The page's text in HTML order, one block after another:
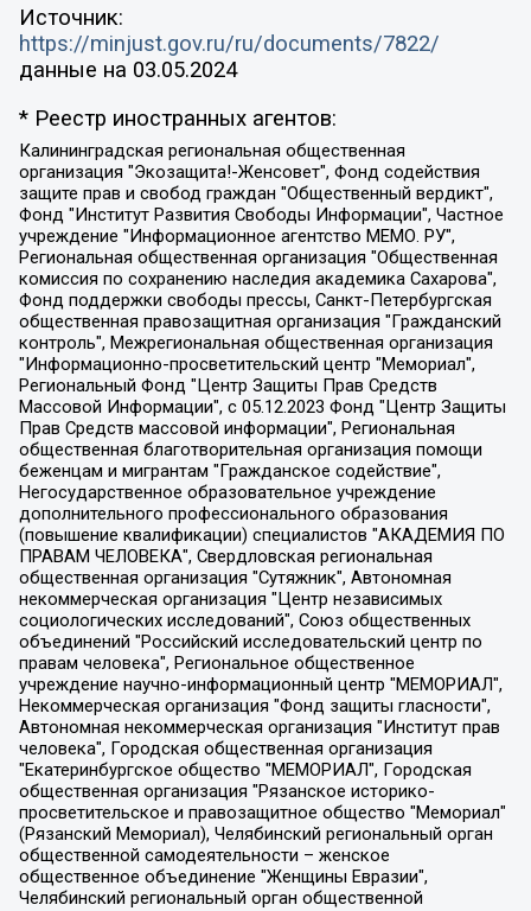
Источник:
https://minjust.gov.ru/ru/documents/7822/
данные на 03.05.2024
* Реестр иностранных агентов:
Калининградская региональная общественная организация "Экозащита!-Женсовет", Фонд содействия защите прав и свобод граждан "Общественный вердикт", Фонд "Институт Развития Свободы Информации", Частное учреждение "Информационное агентство МЕМО. РУ", Региональная общественная организация "Общественная комиссия по сохранению наследия академика Сахарова", Фонд поддержки свободы прессы, Санкт-Петербургская общественная правозащитная организация "Гражданский контроль", Межрегиональная общественная организация "Информационно-просветительский центр "Мемориал", Региональный Фонд "Центр Защиты Прав Средств Массовой Информации", с 05.12.2023 Фонд "Центр Защиты Прав Средств массовой информации", Региональная общественная благотворительная организация помощи беженцам и мигрантам "Гражданское содействие", Негосударственное образовательное учреждение дополнительного профессионального образования (повышение квалификации) специалистов "АКАДЕМИЯ ПО ПРАВАМ ЧЕЛОВЕКА", Свердловская региональная общественная организация "Сутяжник", Автономная некоммерческая организация "Центр независимых социологических исследований", Союз общественных объединений "Российский исследовательский центр по правам человека", Региональное общественное учреждение научно-информационный центр "МЕМОРИАЛ", Некоммерческая организация "Фонд защиты гласности", Автономная некоммерческая организация "Институт прав человека", Городская общественная организация "Екатеринбургское общество "МЕМОРИАЛ", Городская общественная организация "Рязанское историко-просветительское и правозащитное общество "Мемориал" (Рязанский Мемориал), Челябинский региональный орган общественной самодеятельности – женское общественное объединение "Женщины Евразии", Челябинский региональный орган общественной самодеятельности "Уральская правозащитная группа", Фонд содействия защите здоровья и социальной справедливости имени Андрея Рылькова, Автономная Некоммерческая Организация "Аналитический Центр Юрия Левады", Автономная некоммерческая организация социальной поддержки населения "Проект Апрель", Региональная общественная организация помощи женщинам и детям, находящимся в кризисной ситуации "Информационно-методический центр "Анна", Фонд содействия развитию массовых коммуникаций и правовому просвещению "Так-так-Так", Фонд содействия устойчивому развитию "Серебряная тайга", Свердловский региональный общественный фонд социальных проектов "Новое время", "Idel.Реалии", Кавказ.Реалии, Крым.Реалии, Телеканал Настоящее Время, Татаро-башкирская служба Радио Свобода (Azatliq Radiosi), Радио Свободная Европа/Радио Свобода (PCE/PC), "Сибирь.Реалии", "Фактограф", Благотворительный фонд помощи осужденным и их семьям, Автономная некоммерческая организация "Институт глобализации и социальных движений", Фонд "В защиту прав заключенных", Частное учреждение "Центр поддержки и содействия развитию средств массовой информации", Пензенский региональный общественный благотворительный фонд "Гражданский союз", "Север.Реалии", Некоммерческая организация Фонд "Правовая инициатива", Общество с ограниченной ответственностью "Радио Свободная Европа/Радио Свобода", Чешское информационное агентство "MEDIUM-ORIENT", Красноярская региональная общественная организация "Мы против СПИДа", Камалягин Денис Николаевич, Маркелов Сергей Евгеньевич, Пономарев Лев Александрович, Савицкая Людмила Алексеевна, Автономная некоммерческая организация "Центр по работе с проблемой насилия "НАСИЛИЮ.НЕТ", Межрегиональный профессиональный союз работников здравоохранения "Альянс врачей", Юридическое лицо, зарегистрированное в Латвийской Республике, SIA "Medusa Project" (регистрационный номер 40103797863, дата регистрации 10.06.2014), Некоммерческая организация "Фонд по борьбе с коррупцией", Автономная некоммерческая организация "Институт права и публичной политики", Баданин Роман Сергеевич, Гликин Максим Александрович, Железнова Мария Михайловна, Лукьянова Юлия Сергеевна, Маетная Елизавета Витальевна, Маняхин Петр Борисович, Чуракова Ольга Владимировна, Ярош Юлия Петровна, Юридическое лицо "The Insider SIA", зарегистрированное в Риге, Латвийская Республика (дата регистрации 26.06.2015), являющееся администратором доменного имени интернет-издания "The Insider SIA", https://theins.ru, Постернак Алексей Евгеньевич, Рубин Михаил Аркадьевич, Анин Роман Александрович, Юридическое лицо Istories fonds, зарегистрированное в Латвийской Республике (регистрационный номер 50008295751, дата регистрации 24.02.2020), Великовский Дмитрий Александрович, Долинина Ирина Николаевна, Мароховская Алеся Алексеевна, Шлейнов Роман Юрьевич, Шмагун Олеся Валентиновна, Общество с ограниченной ответственностью "Альтаир 2021", Общество с ограниченной ответственностью "Вега 2021", Общество с ограниченной ответственностью "Главный редактор 2021", Общество с ограниченной ответственностью "Ромашки монолит", Важенков Артем Валерьевич, Ивановская областная общественная организация "Центр гендерных исследований", Гурман Юрий Альбертович, Медиапроект "ОВД-Инфо", Егоров Владимир Владимирович, Жилинский Владимир Александрович, Общество с ограниченной ответственностью "ЗП", Иванова София Юрьевна, Карезина Инна Павловна, Кильтау Екатерина Викторовна, Петров Алексей Викторович, Пискунов Сергей Евгеньевич, Смирнов Сергей Сергеевич, Тихонов Михаил Сергеевич, Общество с ограниченной ответственностью "ЖУРНАЛИСТ-ИНОСТРАННЫЙ АГЕНТ", Арапова Галина Юрьевна, Вольтская Татьяна Анатольевна, Американская компания "Mason G.E.S. Anonymous Foundation" (США), являющаяся владельцем интернет-издания https://mnews.world/, Компания "Stichting Bellingcat", зарегистрированная в Нидерландах (дата регистрации 11.07.2018), Захаров Андрей Вячеславович, Клепиковская Екатерина Дмитриевна, Общество с ограниченной ответственностью "МЕМО", Перл Роман Александрович, Симонов Евгений Алексеевич, Соловьева Елена Анатольевна, Сотников Даниил Владимирович, Сурначева Елизавета Дмитриевна, Автономная некоммерческая организация по защите прав человека и информированию населения "Якутия – Наше Мнение", Общество с ограниченной ответственностью "Москоу диджитал медиа", с 26.01.2023 Общество с ограниченной ответственностью "Чайка Белые сады", Ветошкина Валерия Валерьевна, Заговора Максим Александрович, Межрегиональное общественное движение "Российская ЛГБТ - сеть", Оленичев Максим Владимирович, Павлов Иван Юрьевич, Скворцова Елена Сергеевна, Общество с ограниченной ответственностью "Как бы инагент", Кочетков Игорь Викторович, Общество с ограниченной ответственностью "Честные выборы", Еланчик Олег Александрович, Общество с ограниченной ответственностью "Нобелевский призыв", Гималова Регина Эмилевна, Григорьев Андрей Валерьевич, Григорьева Алина Александровна, Ассоциация по содействию защите прав призывников, альтернативнослужащих и военнослужащих "Правозащитная группа "Гражданин.Армия.Право", Хисамова Регина Фаритовна, Автономная некоммерческая организация по реализации социально-правовых программ "Лилит", Дальневосточное общественное движение "Маяк", Санкт-Петербургская ЛГБТ-инициативная группа "Выход", Инициативная группа ЛГБТ+ "Реверс", Алексеев Андрей Викторович, Бекбулатова Таисия Львовна, Беляев Иван Михайлович, Владыкина Елена Сергеевна, Гельман Марат Александрович, Никульшина Вероника Юрьевна, Толоконникова Надежда Андреевна, Шендерович Виктор Анатольевич, Общество с ограниченной ответственностью "Данное сообщение", Общество с ограниченной ответственностью Издательский дом "Новая глава", Айнбиндер Александра Александровна, Московский комьюнити-центр для ЛГБТ+инициатив, Благотворительный фонд развития филантропии, Deutsche Welle (Германия, Kurt-Schumacher-Strasse 3, 53113 Bonn), Борзунова Мария Михайловна, Воробьев Виктор Викторович, Голубева Анна Львовна, Константинова Алла Михайловна, Малкова Ирина Владимировна, Мурадов Мурад Абдулгалимович, Осетинская Елизавета Николаевна, Понасенков Евгений Николаевич, Ганапольский Матвей Юрьевич, Киселев Евгений Алексеевич, Борухович Ирина Григорьевна, Дремин Иван Тимофеевич, Дубровский Дмитрий Викторович, Красноярская региональная общественная организация поддержки и развития альтернативных образовательных технологий и межкультурных коммуникаций "ИНТЕРРА", Маяковская Екатерина Алексеевна, Фейгин Марк Захарович, Филимонов Андрей Викторович, Дзугкоева Регина Николаевна, Доброхотов Роман Александрович, Дудь Юрий Александрович, Елкин Сергей Владимирович, Кругликов Кирилл Игоревич, Сабунаева Мария Леонидовна, Семенов Алексей Владимирович, Шаинян Карен Багратович, Шульман Екатерина Михайловна, Асафьев Артур Валерьевич, Вахштайн Виктор Семенович, Венедиктов Алексей Алексеевич, Лушникова Екатерина Евгеньевна, Волков Леонид Михайлович, Невзоров Александр Глебович, Пархоменко Сергей Борисович, Сироткин Ярослав Николаевич, Кара-Мурза Владимир Владимирович, Баранова Наталья Владимировна, Гозман Леонид Яковлевич, Кагарлицкий Борис Юльевич, Климарев Михаил Валерьевич, Милов Владимир Станиславович, Автономная некоммерческая организация Краснодарский центр современного искусства "Типография", Моргенштерн Алишер Тагирович, Соболь Любовь Эдуардовна, Общество с ограниченной ответственностью "ЛИЗА НОРМ", Каспаров Гарри Кимович, Ходорковский Михаил Борисович, Общество с ограниченной ответственностью "Апрельские тезисы", Данилович Ирина Брониславовна, Кашин Олег Владимирович, Петров Николай Владимирович, Пивоваров Алексей Владимирович, Соколов Михаил Владимирович, Цветкова Юлия Владимировна, Чичваркин Евгений Александрович, Комитет против пыток/Команда против пыток, Общество с ограниченной ответственностью "Первый научный", Общество с ограниченной ответственностью "Вертолет и ко", Белоцерковская Вероника Борисовна, Кац Максим Евгеньевич, Лазарева Татьяна Юрьевна, Шаведдинов Руслан Табризович, Яшин Илья Валерьевич, Общество с ограниченной ответственностью "Иноагент ААВ", Алешковский Дмитрий Петрович, Альбац Евгения Марковна, Быков Дмитрий Львович, Галямина Юлия Евгеньевна, Лойко Сергей Леонидович, Мартынов Кирилл Константинович, Медведев Сергей Александрович, Крашенинников Федор Геннадиевич, Гордеева Катерина Вл